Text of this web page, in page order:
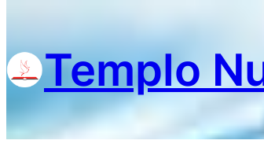
contentTemplo